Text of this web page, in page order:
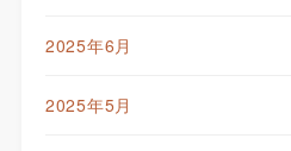
2025年6月
2025年5月